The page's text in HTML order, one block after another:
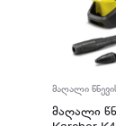
მაღალი
მაღალი